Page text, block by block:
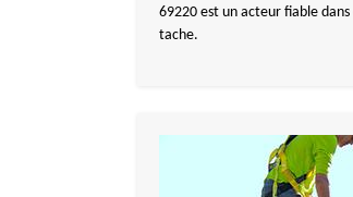
69220 est un acteur fiable
tache.